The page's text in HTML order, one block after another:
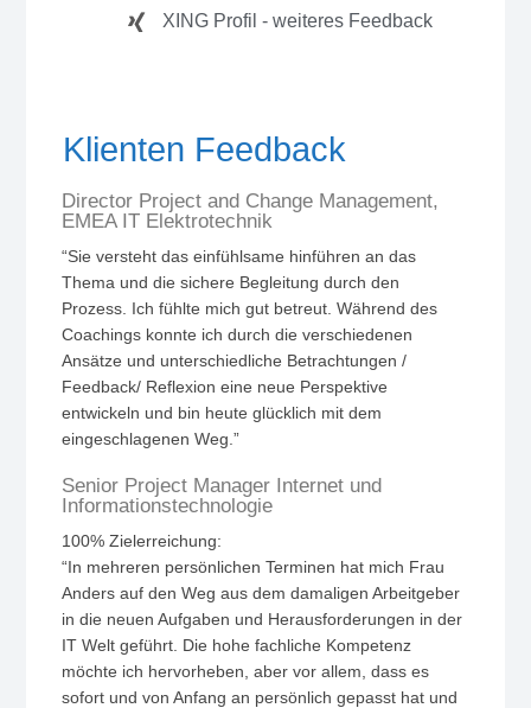
XING Profil - weiteres Feedback
Klienten Feedback
Director Project and Change Management,
EMEA IT Elektrotechnik
“Sie versteht das einfühlsame hinführen an das
Thema und die sichere Begleitung durch den
Prozess. Ich fühlte mich gut betreut. Während des
Coachings konnte ich durch die verschiedenen
Ansätze und unterschiedliche Betrachtungen /
Feedback/ Reflexion eine neue Perspektive
entwickeln und bin heute glücklich mit dem
eingeschlagenen Weg.”
Senior Project Manager Internet und
Informationstechnologie
100% Zielerreichung:
“In mehreren persönlichen Terminen hat mich Frau
Anders auf den Weg aus dem damaligen Arbeitgeber
in die neuen Aufgaben und Herausforderungen in der
IT Welt geführt. Die hohe fachliche Kompetenz
möchte ich hervorheben, aber vor allem, dass es
sofort und von Anfang an persönlich gepasst hat und